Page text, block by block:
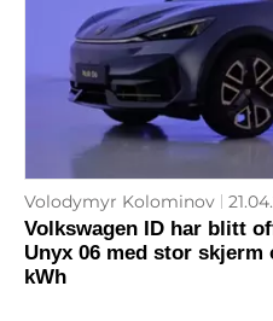
Volodymyr Kolominov
Volkswagen ID har blitt
Unyx 06 med stor
kWh